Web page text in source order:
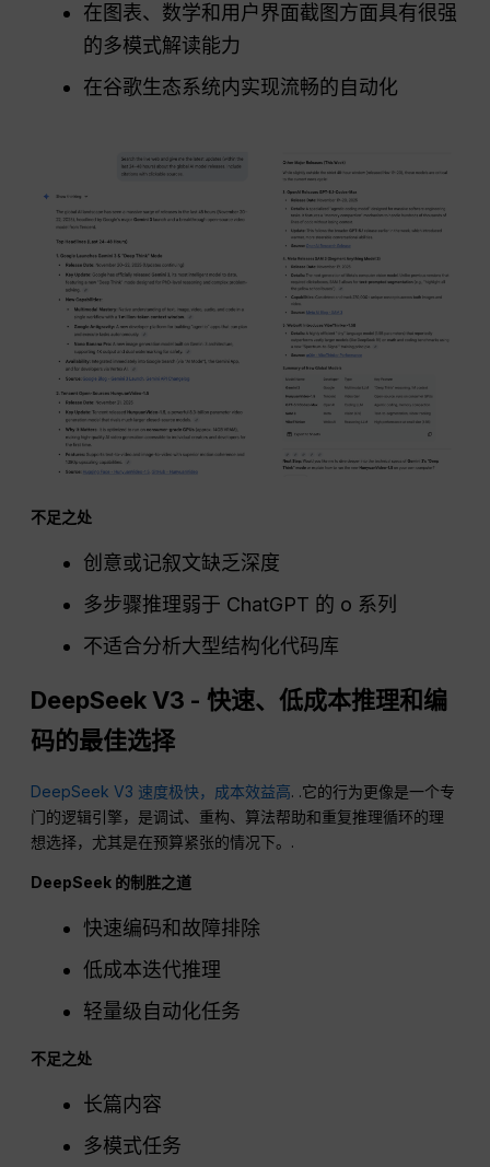
在图表、数学和用户界面截图方面具有很强
的多模式解读能力
在谷歌生态系统内实现流畅的自动化
不足之处
创意或记叙文缺乏深度
多步骤推理弱于 ChatGPT 的 o 系列
不适合分析大型结构化代码库
DeepSeek V3 - 快速、低成本推理和编
码的最佳选择
DeepSeek V3 速度极快，成本效益高. .它的行为更像是一个专
门的逻辑引擎，是调试、重构、算法帮助和重复推理循环的理
想选择，尤其是在预算紧张的情况下。.
DeepSeek 的制胜之道
快速编码和故障排除
低成本迭代推理
轻量级自动化任务
不足之处
长篇内容
多模式任务